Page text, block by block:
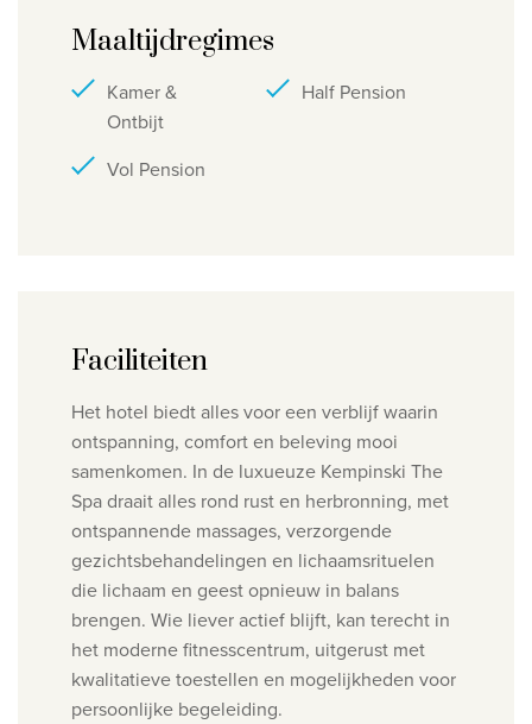
Maaltijdregimes
Kamer &
Ontbijt
Half Pension
Vol Pension
Faciliteiten
Het hotel biedt alles voor een verblijf waarin
ontspanning, comfort en beleving mooi
samenkomen. In de luxueuze Kempinski The
Spa draait alles rond rust en herbronning, met
ontspannende massages, verzorgende
gezichtsbehandelingen en lichaamsrituelen
die lichaam en geest opnieuw in balans
brengen. Wie liever actief blijft, kan terecht in
het moderne fitnesscentrum, uitgerust met
kwalitatieve toestellen en mogelijkheden voor
persoonlijke begeleiding.